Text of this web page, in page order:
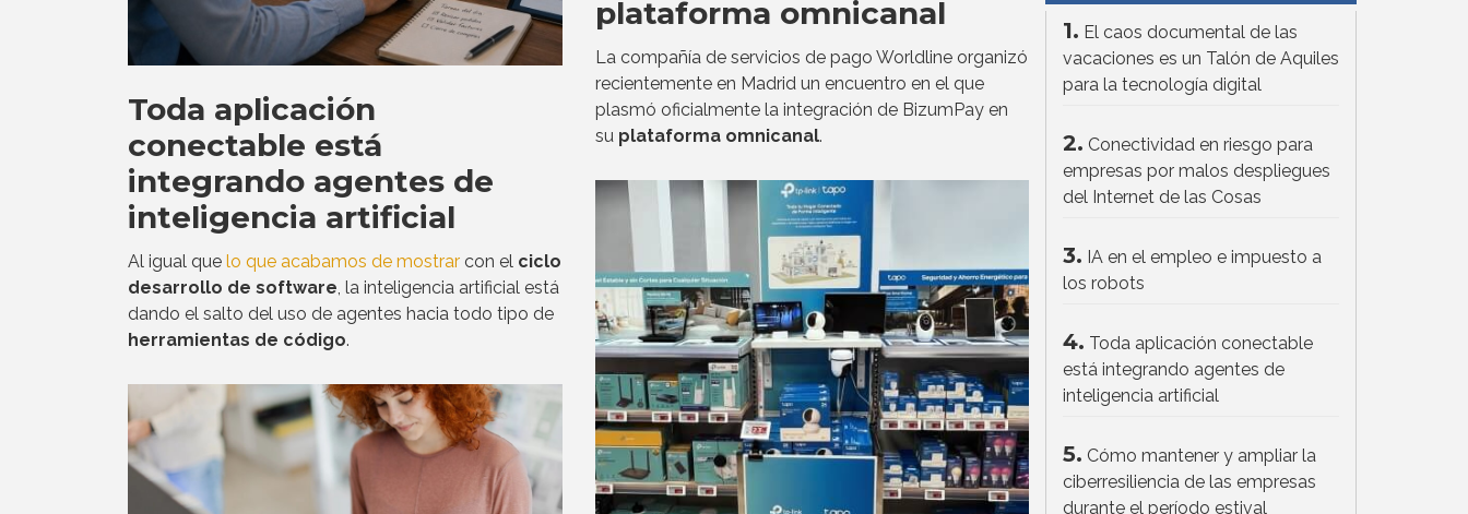
Toda aplicación
conectable está
integrando agentes de
inteligencia artificial
Al igual que lo que acabamos de mostrar con el ciclo
desarrollo de software, la inteligencia artificial está
dando el salto del uso de agentes hacia todo tipo de
herramientas de código.
plataforma omnicanal
La compañía de servicios de pago Worldline organizó
recientemente en Madrid un encuentro en el que
plasmó oficialmente la integración de BizumPay en
su plataforma omnicanal.
1. El caos documental de las
vacaciones es un Talón de Aquiles
para la tecnología digital
2. Conectividad en riesgo para
empresas por malos despliegues
del Internet de las Cosas
3. IA en el empleo e impuesto a
los robots
4. Toda aplicación conectable
está integrando agentes de
inteligencia artificial
5. Cómo mantener y ampliar la
ciberresiliencia de las empresas
durante el período estival